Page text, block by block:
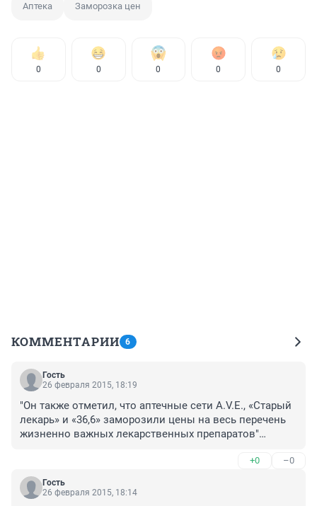
Аптека Заморозка цен
0 0 0 0 0
КОММЕНТАРИИ 6
Гость
26 февраля 2015, 18:19
"Он также отметил, что аптечные сети A.V.E., «Старый
лекарь» и «36,6» заморозили цены на весь перечень
жизненно важных лекарственных препаратов"
регулировались уже несколько лет и регулируются
государством. При этом каждая партия
сопровождается документами, в которых
+0 –0
Гость
26 февраля 2015, 18:14